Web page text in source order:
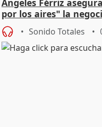
Ángeles Férriz
por los aires" la
SMA
Sonido Totales